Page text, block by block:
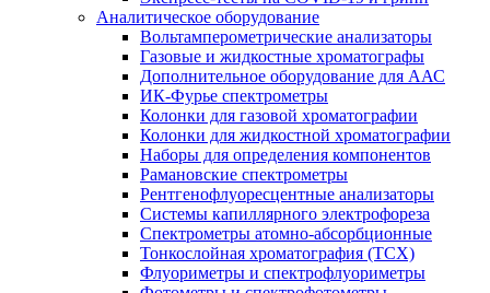
Аналитическое оборудование
Вольтамперометрические анализаторы
Газовые и жидкостные хроматографы
Дополнительное оборудование для ААС
ИК-Фурье спектрометры
Колонки для газовой хроматографии
Колонки для жидкостной хроматографии
Наборы для определения компонентов
Рамановские спектрометры
Рентгенофлуоресцентные анализаторы
Системы капиллярного электрофореза
Спектрометры атомно-абсорбционные
Тонкослойная хроматография (ТСХ)
Флуориметры и спектрофлуориметры